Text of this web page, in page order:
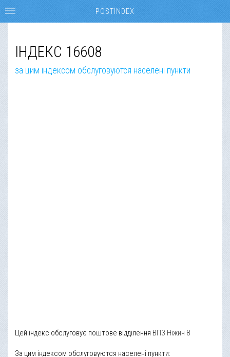
ІНДЕКС 16608
за цим індексом обслуговуются населені пункти
Цей індекс обслуговує поштове відділення ВПЗ Ніжин 8
За цим індексом обслуговуются населені пункти:
POSTINDEX